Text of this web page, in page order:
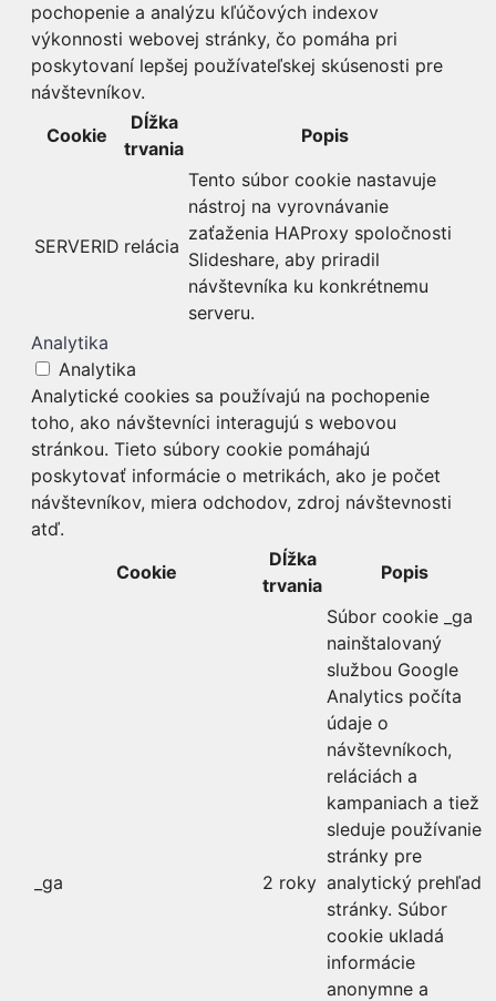
pochopenie a analýzu kľúčových indexov
výkonnosti webovej stránky, čo pomáha pri
poskytovaní lepšej používateľskej skúsenosti pre
návštevníkov.
Cookie
Dĺžka
trvania
Popis
SERVERID relácia
Tento súbor cookie nastavuje
nástroj na vyrovnávanie
zaťaženia HAProxy spoločnosti
Slideshare, aby priradil
návštevníka ku konkrétnemu
serveru.
Analytika
Analytika
Analytické cookies sa používajú na pochopenie
toho, ako návštevníci interagujú s webovou
stránkou. Tieto súbory cookie pomáhajú
poskytovať informácie o metrikách, ako je počet
návštevníkov, miera odchodov, zdroj návštevnosti
atď.
Cookie
Dĺžka
trvania
Popis
_ga 2 roky
Súbor cookie _ga
nainštalovaný
službou Google
Analytics počíta
údaje o
návštevníkoch,
reláciách a
kampaniach a tiež
sleduje používanie
stránky pre
analytický prehľad
stránky. Súbor
cookie ukladá
informácie
anonymne a